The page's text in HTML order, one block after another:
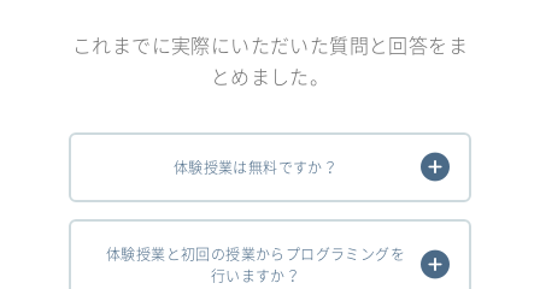
これまでに実際にいただいた質問と回答をま
とめました。
体験授業は無料ですか？
体験授業と初回の授業からプログラミングを
行いますか？